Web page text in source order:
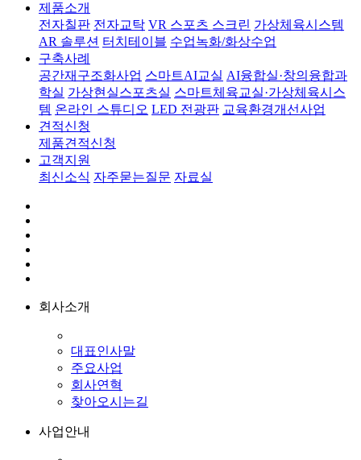
제품소개
전자칠판 전자교탁 VR 스포츠 스크린 가상체육시스템
AR 솔루션 터치테이블 수업녹화/화상수업
구축사례
공간재구조화사업 스마트AI교실 AI융합실·창의융합과
학실 가상현실스포츠실 스마트체육교실·가상체육시스
템 온라인 스튜디오 LED 전광판 교육환경개선사업
견적신청
제품견적신청
고객지원
최신소식 자주묻는질문 자료실
회사소개
대표인사말
주요사업
회사연혁
찾아오시는길
사업안내